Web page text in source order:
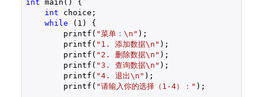
int main() {
int choice;
while ( 1 ) {
        printf(
"菜单：\n" );
        printf(
"1. 添加数据\n" );
        printf(
"2. 删除数据\n" );
        printf(
"3. 查询数据\n" );
        printf(
"4. 退出\n" );
        printf(
"请输入你的选择（1-4）：" );